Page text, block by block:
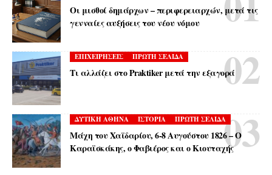
Οι μισθοί δημάρχων – περιφερειαρχών, μετά τις
γενναίες αυξήσεις του νέου νόμου
ΕΠΙΧΕΙΡΗΣΕΙΣ ΠΡΩΤΗ ΣΕΛΙΔΑ
Τι αλλάζει στο Praktiker μετά την εξαγορά
ΔΥΤΙΚΗ ΑΘΗΝΑ ΙΣΤΟΡΙΑ ΠΡΩΤΗ ΣΕΛΙΔΑ
Μάχη του Χαϊδαρίου, 6-8 Αυγούστου 1826 – Ο
Καραϊσκάκης, ο Φαβιέρος και ο Κιουταχής